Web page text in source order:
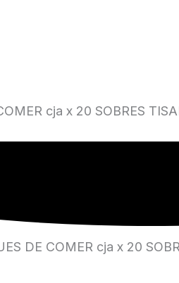
cja x 20 SOBRES
DE COMER cja x 20